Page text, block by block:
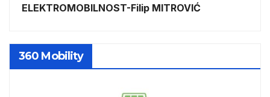
ELEKTROMOBILNOST-Filip MITROVIĆ
360 Mobility